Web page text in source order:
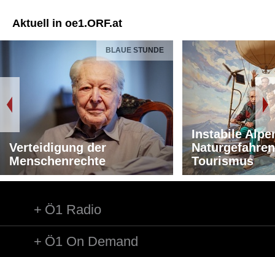
Aktuell in oe1.ORF.at
BLAUE STUNDE
Verteidigung der
Menschenrechte
Instabile
Tourismus
Ö1 Radio
Ö1 On Demand